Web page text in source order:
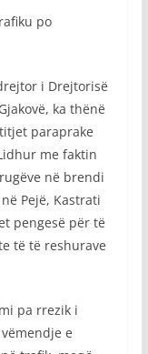
po
i Drejtorisë
ka thënë
paraprake
me faktin
në brendi
Pejë, Kastrati
pengesë për të
të të reshurave
pa rrezik i
e